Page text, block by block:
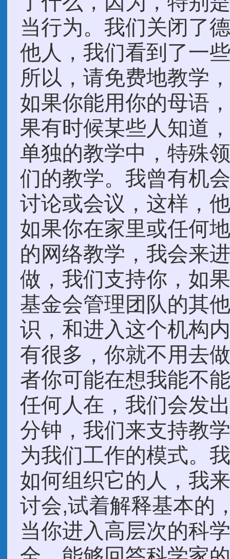
当行为。我们关闭了
他人，我们看到了一
所以，请免费地教学
如果你能用你的母语
果有时候某些人知道
单独的教学中，特殊
们的教学。我曾有机
讨论或会议，这样，
如果你在家里或任何
的网络教学，我会来
做，我们支持你，如
基金会管理团队的其
识，和进入这个机构
有很多，你就不用去
者你可能在想我能不
任何人在，我们会发
分钟，我们来支持教
为我们工作的模式。
如何组织它的人，我
讨会,试着解释基本的
当你进入高层次的科